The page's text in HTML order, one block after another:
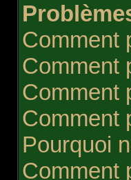
Comment
Comment
Comment
Comment
Pourquoi
Comment